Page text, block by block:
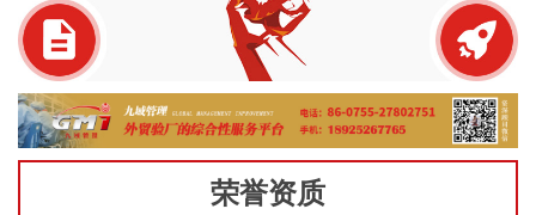
荣誉资质